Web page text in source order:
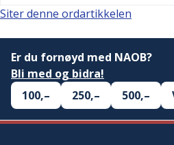
Siter denne ordartikkelen
Er du fornøyd med NAOB?
Bli med og bidra!
100,–
250,– 500,–